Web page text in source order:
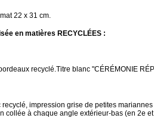
22 x 31 cm.
en matières RECYCLÉES :
recyclé.Titre blanc "CÉRÉMONIE
impression grise de petites
collée à chaque angle extérieur-bas (en 2e